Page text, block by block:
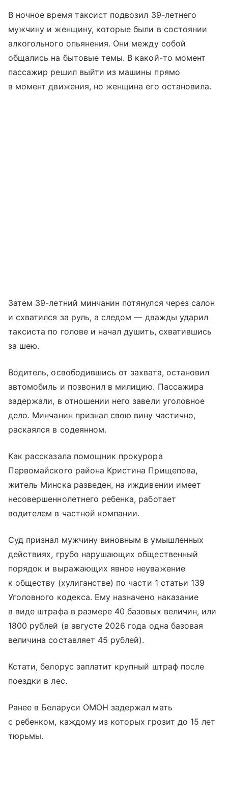
В ночное время таксист подвозил 39-летнего
мужчину и женщину, которые были в состоянии
алкогольного опьянения. Они между собой
общались на бытовые темы. В какой-то момент
пассажир решил выйти из машины прямо
в момент движения, но женщина его остановила.
Затем 39-летний минчанин потянулся через салон
и схватился за руль, а следом — дважды ударил
таксиста по голове и начал душить, схватившись
за шею.
Водитель, освободившись от захвата, остановил
автомобиль и позвонил в милицию. Пассажира
задержали, в отношении него завели уголовное
дело. Минчанин признал свою вину частично,
раскаялся в содеянном.
Как рассказала помощник прокурора
Первомайского района Кристина Прищепова,
житель Минска разведен, на иждивении имеет
несовершеннолетнего ребенка, работает
водителем в частной компании.
Суд признал мужчину виновным в умышленных
действиях, грубо нарушающих общественный
порядок и выражающих явное неуважение
к обществу (хулиганстве) по части 1 статьи 139
Уголовного кодекса. Ему назначено наказание
в виде штрафа в размере 40 базовых величин, или
1800 рублей (в августе 2026 года одна базовая
величина составляет 45 рублей).
Кстати, белорус заплатит крупный штраф после
поездки в лес.
Ранее в Беларуси ОМОН задержал мать
с ребенком, каждому из которых грозит до 15 лет
тюрьмы.